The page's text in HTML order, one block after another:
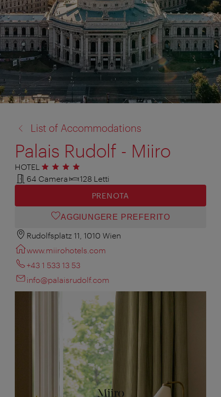
a:
List of Accommodations
Palais Rudolf - Miiro
HOTEL 4 stelle
64 Camera
128 Letti
PRENOTA
AGGIUNGERE PREFERITO
Rudolfsplatz 11, 1010 Wien
www.miirohotels.com
+43 1 533 13 53
info@palaisrudolf.com